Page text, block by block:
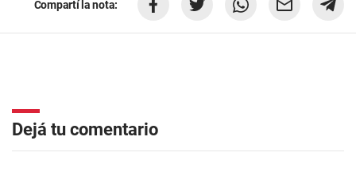
Compartí la nota:
Dejá tu comentario